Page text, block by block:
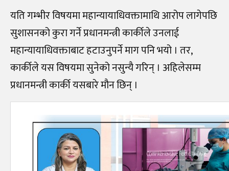
यति गम्भीर विषयमा महान्यायाधिवक्तामाथि आरोप लागेपछि
सुशासनको कुरा गर्ने प्रधानमन्त्री कार्कीले उनलाई
महान्यायाधिवक्ताबाट हटाउनुपर्ने माग पनि भयो । तर,
कार्कीले यस विषयमा सुनेको नसुन्यै गरिन् । अहिलेसम्म
प्रधानमन्त्री कार्की यसबारे मौन छिन् ।